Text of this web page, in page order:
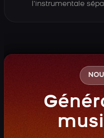
l’instrumentale